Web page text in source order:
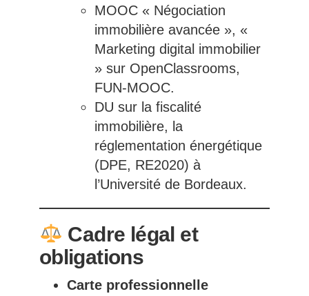
MOOC « Négociation
immobilière avancée », «
Marketing digital immobilier
» sur OpenClassrooms,
FUN-MOOC.
DU sur la fiscalité
immobilière, la
réglementation énergétique
(DPE, RE2020) à
l’Université de Bordeaux.
Cadre légal et
obligations
Carte professionnelle